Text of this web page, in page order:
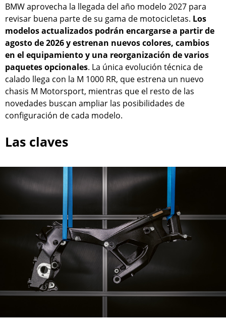
BMW aprovecha la llegada del año modelo 2027 para
revisar buena parte de su gama de motocicletas. Los
modelos actualizados podrán encargarse a partir de
agosto de 2026 y estrenan nuevos colores, cambios
en el equipamiento y una reorganización de varios
paquetes opcionales. La única evolución técnica de
calado llega con la M 1000 RR, que estrena un nuevo
chasis M Motorsport, mientras que el resto de las
novedades buscan ampliar las posibilidades de
configuración de cada modelo.
Las claves